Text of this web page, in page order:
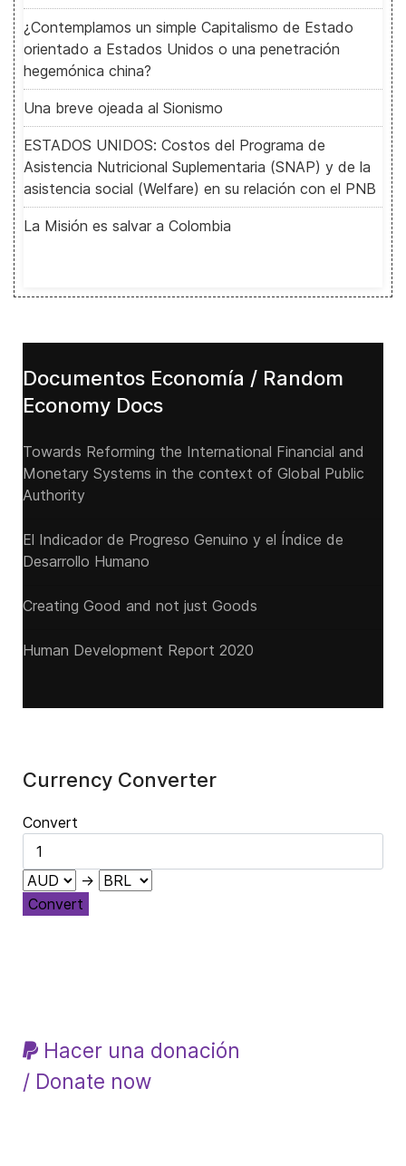
¿Contemplamos un simple Capitalismo de Estado
orientado a Estados Unidos o una penetración
hegemónica china?
Una breve ojeada al Sionismo
ESTADOS UNIDOS: Costos del Programa de
Asistencia Nutricional Suplementaria (SNAP) y de la
asistencia social (Welfare) en su relación con el PNB
La Misión es salvar a Colombia
Documentos Economía / Random
Economy Docs
Towards Reforming the International Financial and
Monetary Systems in the context of Global Public
Authority
El Indicador de Progreso Genuino y el Índice de
Desarrollo Humano
Creating Good and not just Goods
Human Development Report 2020
Currency Converter
Convert
→
Convert
Hacer una donación
/ Donate now